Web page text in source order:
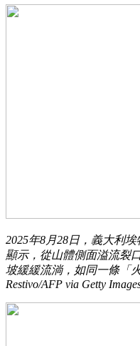
2025年8月28日，義大利
顯示，從山體側面溢流裂
坡緩緩流淌，如同一條「
Restivo/AFP via Getty